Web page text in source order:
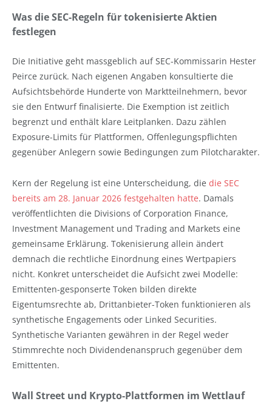
Was die SEC-Regeln für tokenisierte Aktien
festlegen
Die Initiative geht massgeblich auf SEC-Kommissarin Hester
Peirce zurück. Nach eigenen Angaben konsultierte die
Aufsichtsbehörde Hunderte von Marktteilnehmern, bevor
sie den Entwurf finalisierte. Die Exemption ist zeitlich
begrenzt und enthält klare Leitplanken. Dazu zählen
Exposure-Limits für Plattformen, Offenlegungspflichten
gegenüber Anlegern sowie Bedingungen zum Pilotcharakter.
Kern der Regelung ist eine Unterscheidung, die die SEC
bereits am 28. Januar 2026 festgehalten hatte. Damals
veröffentlichten die Divisions of Corporation Finance,
Investment Management und Trading and Markets eine
gemeinsame Erklärung. Tokenisierung allein ändert
demnach die rechtliche Einordnung eines Wertpapiers
nicht. Konkret unterscheidet die Aufsicht zwei Modelle:
Emittenten-gesponserte Token bilden direkte
Eigentumsrechte ab, Drittanbieter-Token funktionieren als
synthetische Engagements oder Linked Securities.
Synthetische Varianten gewähren in der Regel weder
Stimmrechte noch Dividendenanspruch gegenüber dem
Emittenten.
Wall Street und Krypto-Plattformen im Wettlauf